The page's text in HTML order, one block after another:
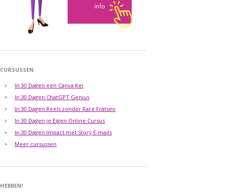
CURSUSSEN
In 30 Dagen een Canva Kei
In 30 Dagen ChatGPT Genius
In 30 Dagen Reels zonder Rare Fratsen
In 30 Dagen je Eigen Online Cursus
In 30 Dagen Impact met Story E-mails
Meer cursussen
HEBBEN!